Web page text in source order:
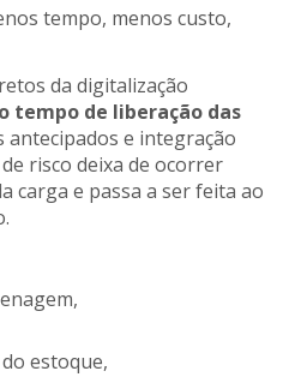
tempo, menos custo,
da digitalização
tempo de liberação das
antecipados e integração
risco deixa de ocorrer
carga e passa a ser feita ao
estoque,